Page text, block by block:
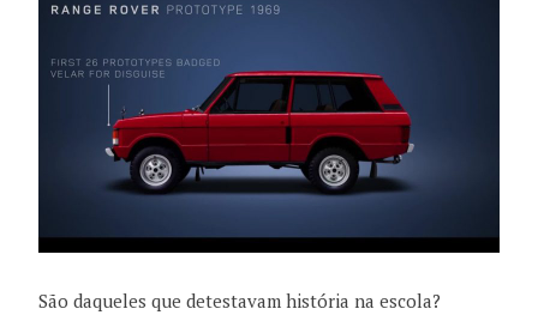
São daqueles que detestavam história na escola?